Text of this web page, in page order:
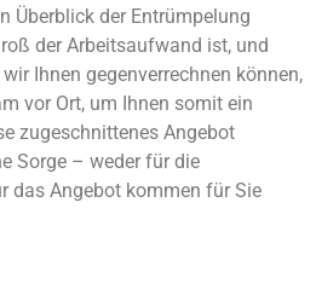
Überblick der Entrümpelung
der Arbeitsaufwand ist, und
Ihnen gegenverrechnen können,
vor Ort, um Ihnen somit ein
zugeschnittenes Angebot
Sorge – weder für die
das Angebot kommen für Sie